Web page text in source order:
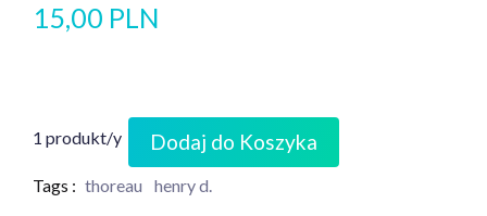
15,00 PLN
1 produkt/y Dodaj do Koszyka
Tags : thoreau henry d.